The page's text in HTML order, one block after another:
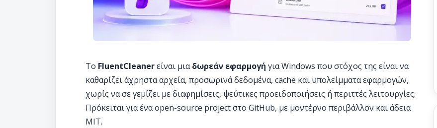
Το FluentCleanerείναι μιαδωρεάν εφαρμογή για Windows που στόχος της είναι να
καθαρίζει άχρηστα αρχεία, προσωρινά δεδομένα, cache και υπολείμματα εφαρμογών,
χωρίς να σε γεμίζει με διαφημίσεις, ψεύτικες προειδοποιήσεις ή περιττές λειτουργίες.
Πρόκειται για ένα open-source project στο GitHub, με μοντέρνο περιβάλλον και άδεια
MIT.